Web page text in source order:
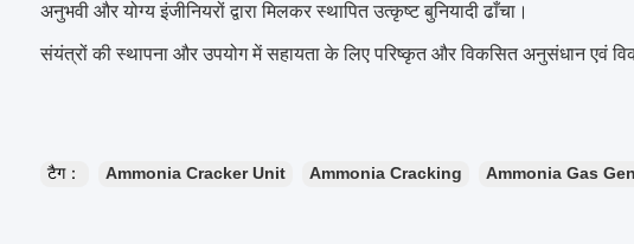
अनुभवी और योग्य इंजीनियरों द्वारा मिलकर स्थापित उत्कृष्ट बुनियादी ढाँचा।
संयंत्रों की स्थापना और उपयोग में सहायता के लिए परिष्कृत और विकसित अनुसंधान एवं
टैग： Ammonia Cracker Unit Ammonia Cracking Ammonia Gas